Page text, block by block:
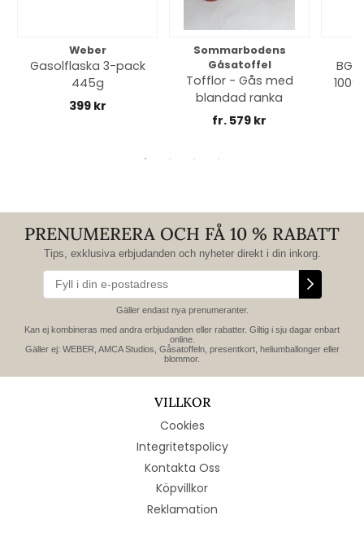
Weber
Gasolflaska 3-pack
445g
399 kr
Sommarbodens
Gåsatoffel
Tofflor - Gås med
blandad ranka
fr. 579 kr
PRENUMERERA OCH FÅ 10 % RABATT
Tips, exklusiva erbjudanden och nyheter direkt i din inkorg.
Gäller endast nya prenumeranter.
Kan ej kombineras med andra erbjudanden eller rabatter. Giltig i sju dagar enbart
online.
Gäller ej: WEBER, AMCA Studios, Gåsatoffeln, presentkort, heliumballonger eller
blommor.
VILLKOR
Cookies
Integritetspolicy
Kontakta Oss
Köpvillkor
Reklamation